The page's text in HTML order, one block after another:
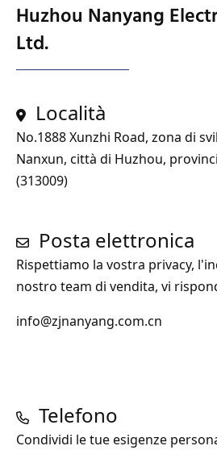
Huzhou Nanyang
Ltd.
Località
No.1888 Xunzhi Road, zona di
Nanxun, città di Huzhou,
(313009)
Posta elettronica
Rispettiamo la vostra privacy,
nostro team di vendita, vi
info@zjnanyang.com.cn
Telefono
Condividi le tue esigenze